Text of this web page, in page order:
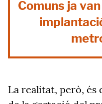
Comuns ja
La realitat, però, és